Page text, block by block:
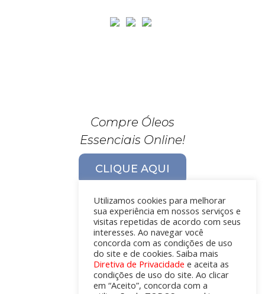
Compre Óleos
Essenciais Online!
CLIQUE AQUI
Utilizamos cookies para melhorar
sua experiência em nossos serviços e
visitas repetidas de acordo com seus
interesses. Ao navegar você
concorda com as condições de uso
do site e de cookies. Saiba mais
Diretiva de Privacidade e aceita as
condições de uso do site. Ao clicar
em “Aceito”, concorda com a